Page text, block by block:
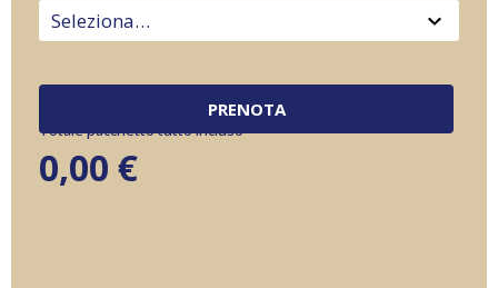
PRENOTA
Totale pacchetto tutto incluso
0,00 €